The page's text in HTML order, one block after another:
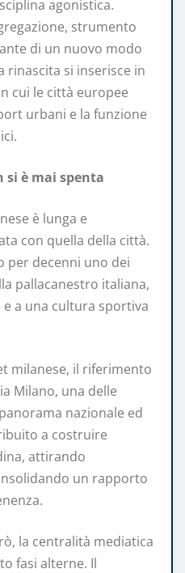
agonistica.
strumento
di un nuovo modo
rinascita si inserisce in
cui le città europee
urbani e la funzione
si è mai spenta
è lunga e
con quella della città.
per decenni uno dei
pallacanestro italiana,
a una cultura sportiva
milanese, il riferimento
Milano, una delle
nazionale ed
a costruire
attirando
un rapporto
la centralità mediatica
fasi alterne. Il